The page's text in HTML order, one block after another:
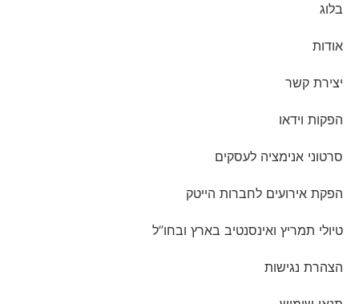
בלוג
אודות
יצירת קשר
הפקות וידאו
סרטוני אנימציה לעסקים
הפקת אירועים לחברות הייטק
טיולי תמריץ ואינסנטיב בארץ ובחו”ל
הצהרת נגישות